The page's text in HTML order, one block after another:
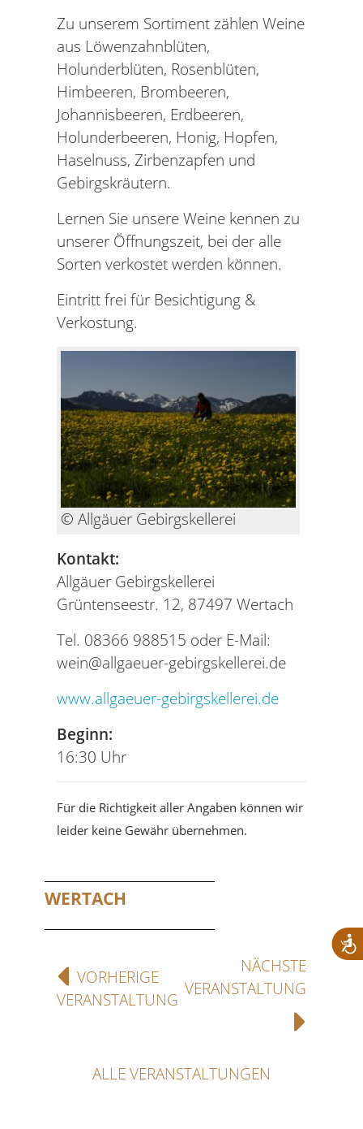
Zu unserem Sortiment zählen Weine
aus Löwenzahnblüten,
Holunderblüten, Rosenblüten,
Himbeeren, Brombeeren,
Johannisbeeren, Erdbeeren,
Holunderbeeren, Honig, Hopfen,
Haselnuss, Zirbenzapfen und
Gebirgskräutern.
Lernen Sie unsere Weine kennen zu
unserer Öffnungszeit, bei der alle
Sorten verkostet werden können.
Eintritt frei für Besichtigung &
Verkostung.
© Allgäuer Gebirgskellerei
Kontakt:
Allgäuer Gebirgskellerei
Grüntenseestr. 12, 87497 Wertach
Tel. 08366 988515 oder E-Mail:
wein@allgaeuer-gebirgskellerei.de
www.allgaeuer-gebirgskellerei.de
Beginn:
16:30 Uhr
Für die Richtigkeit aller Angaben können wir
leider keine Gewähr übernehmen.
WERTACH
VORHERIGE
VERANSTALTUNG
NÄCHSTE
VERANSTALTUNG
ALLE VERANSTALTUNGEN